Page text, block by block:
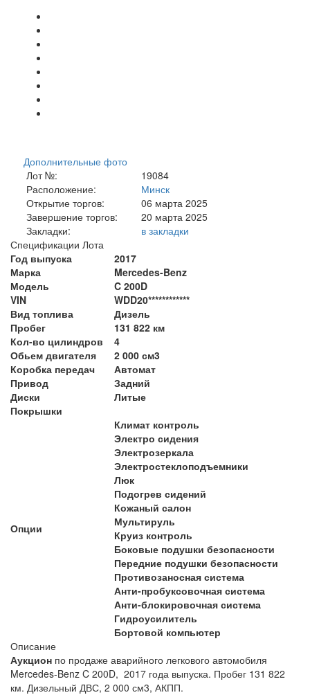
Дополнительные фото
Лот №:
19084
Расположение:
Минск
Открытие торгов:
06 марта 2025
Завершение торгов:
20 марта 2025
Закладки:
в закладки
Спецификации Лота
Год выпуска
2017
Марка
Mercedes-Benz
Модель
C 200D
VIN
WDD20************
Вид топлива
Дизель
Пробег
131 822 км
Кол-во цилиндров
4
Обьем двигателя
2 000 см3
Коробка передач
Автомат
Привод
Задний
Диски
Литые
Покрышки
Опции
Климат контроль
Электро сидения
Электрозеркала
Электростеклоподъемники
Люк
Подогрев сидений
Кожаный салон
Мультируль
Круиз контроль
Боковые подушки безопасности
Передние подушки безопасности
Противозаносная система
Анти-пробуксовочная система
Анти-блокировочная система
Гидроусилитель
Бортовой компьютер
Описание
Аукцион по продаже аварийного легкового автомобиля
Mercedes-Benz C 200D, 2017 года выпуска. Пробег 131 822
км. Дизельный ДВС, 2 000 см3, АКПП.